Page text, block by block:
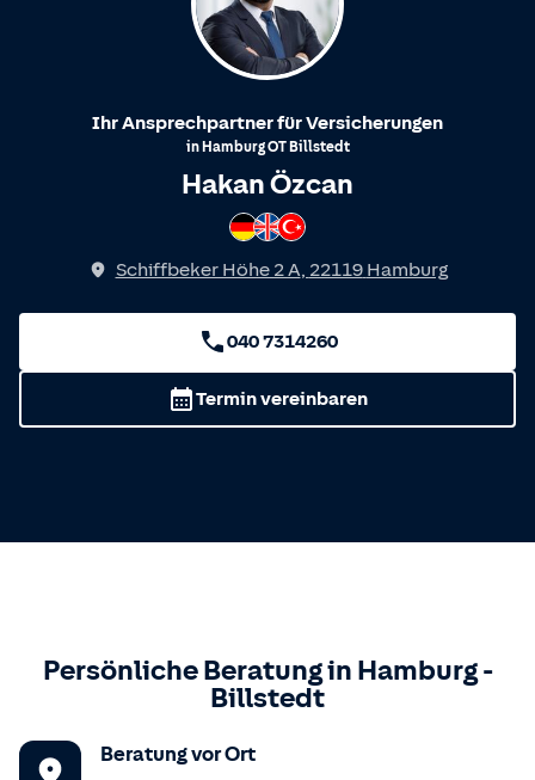
Ihr Ansprechpartner für Versicherungen
in HamburgOT Billstedt
Hakan Özcan
Spricht
Deutsch
Englisch
Türkisch
Schiffbeker Höhe 2 A, 22119 Hamburg
040 7314260
Termin vereinbaren
Persönliche Beratung in Hamburg -
Billstedt
Beratung vor Ort